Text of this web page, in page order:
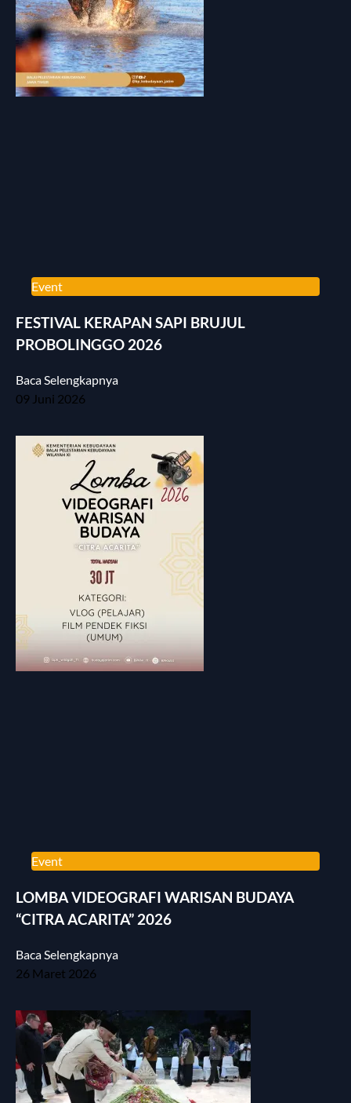
Event
FESTIVAL KERAPAN SAPI BRUJUL
PROBOLINGGO 2026
Baca Selengkapnya
09 Juni 2026
Event
LOMBA VIDEOGRAFI WARISAN BUDAYA
“CITRA ACARITA” 2026
Baca Selengkapnya
26 Maret 2026